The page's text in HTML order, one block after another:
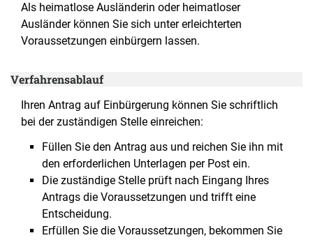
Als heimatlose Ausländerin oder heimatloser
Ausländer können Sie sich unter erleichterten
Voraussetzungen einbürgern lassen.
Verfahrensablauf
Ihren Antrag auf Einbürgerung können Sie schriftlich
bei der zuständigen Stelle einreichen:
Füllen Sie den Antrag aus und reichen Sie ihn mit
den erforderlichen Unterlagen per Post ein.
Die zuständige Stelle prüft nach Eingang Ihres
Antrags die Voraussetzungen und trifft eine
Entscheidung.
Erfüllen Sie die Voraussetzungen, bekommen Sie